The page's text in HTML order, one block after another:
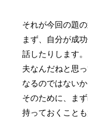
それが今回の題
まず、自分が成
話したりします
夫なんだねと思
なるのではない
そのために、ま
持っておくこと